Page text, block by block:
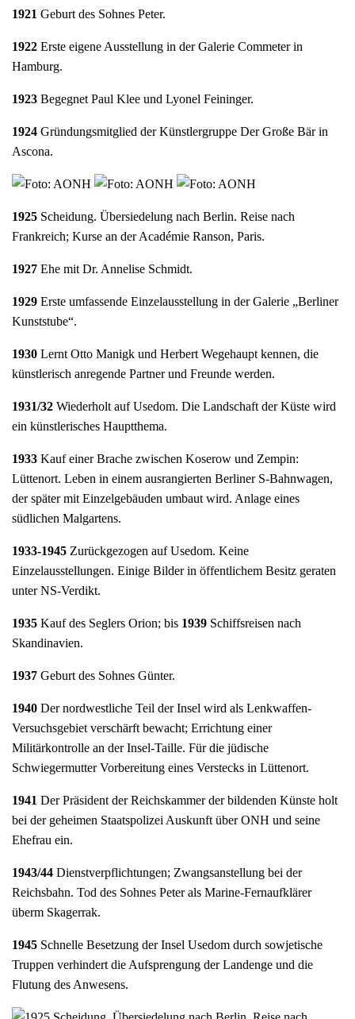
1921 Geburt des Sohnes Peter.
1922 Erste eigene Ausstellung in der Galerie Commeter in
Hamburg.
1923 Begegnet Paul Klee und Lyonel Feininger.
1924 Gründungsmitglied der Künstlergruppe Der Große Bär in
Ascona.
1925 Scheidung. Übersiedelung nach Berlin. Reise nach
Frankreich; Kurse an der Académie Ranson, Paris.
1927 Ehe mit Dr. Annelise Schmidt.
1929 Erste umfassende Einzelausstellung in der Galerie „Berliner
Kunststube“.
1930 Lernt Otto Manigk und Herbert Wegehaupt kennen, die
künstlerisch anregende Partner und Freunde werden.
1931/32 Wiederholt auf Usedom. Die Landschaft der Küste wird
ein künstlerisches Hauptthema.
1933 Kauf einer Brache zwischen Koserow und Zempin:
Lüttenort. Leben in einem ausrangierten Berliner S-Bahnwagen,
der später mit Einzelgebäuden umbaut wird. Anlage eines
südlichen Malgartens.
1933-1945 Zurückgezogen auf Usedom. Keine
Einzelausstellungen. Einige Bilder in öffentlichem Besitz geraten
unter NS-Verdikt.
1935 Kauf des Seglers Orion; bis 1939 Schiffsreisen nach
Skandinavien.
1937 Geburt des Sohnes Günter.
1940 Der nordwestliche Teil der Insel wird als Lenkwaffen-
Versuchsgebiet verschärft bewacht; Errichtung einer
Militärkontrolle an der Insel-Taille. Für die jüdische
Schwiegermutter Vorbereitung eines Verstecks in Lüttenort.
1941 Der Präsident der Reichskammer der bildenden Künste holt
bei der geheimen Staatspolizei Auskunft über ONH und seine
Ehefrau ein.
1943/44 Dienstverpflichtungen; Zwangsanstellung bei der
Reichsbahn. Tod des Sohnes Peter als Marine-Fernaufklärer
überm Skagerrak.
1945 Schnelle Besetzung der Insel Usedom durch sowjetische
Truppen verhindert die Aufsprengung der Landenge und die
Flutung des Anwesens.